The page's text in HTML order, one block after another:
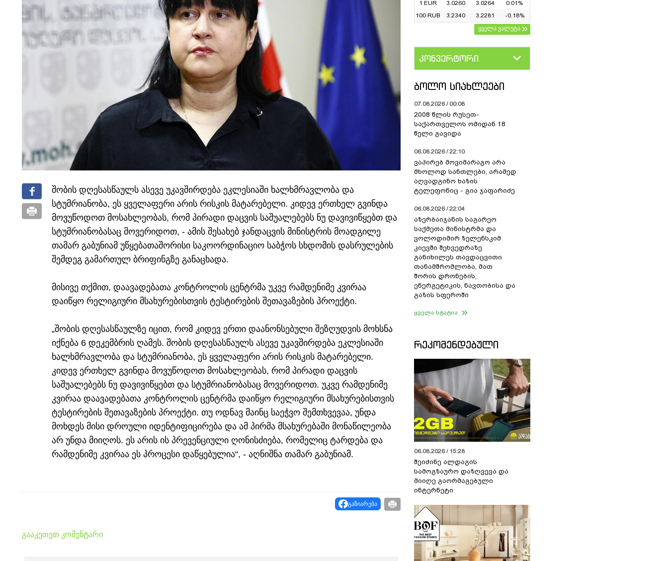
შობის დღესასწაულს ასევე უკავშირდება ეკლესიაში ხალხმრავლობა და
სტუმრიანობა, ეს ყველაფერი არის რისკის მატარებელი. კიდევ ერთხელ გვინდა
მოვუწოდოთ მოსახლეობას, რომ პირადი დაცვის საშუალებებს ნუ დავივიწყებთ და
სტუმრიანობასაც მოვერიდოთ, - ამის შესახებ ჯანდაცვის მინისტრის მოადგილე
თამარ გაბუნიამ უწყებათაშორისი საკოორდინაციო საბჭოს სხდომის დასრულების
შემდეგ გამართულ ბრიფინგზე განაცხადა.
მისივე თქმით, დაავადებათა კონტროლის ცენტრმა უკვე რამდენიმე კვირაა
დაიწყო რელიგიური მსახურებისთვის ტესტირების შეთავაზების პროექტი.
„შობის დღესასწაულზე იცით, რომ კიდევ ერთი დაანონსებული შეზღუდვის მოხსნა
იქნება 6 დეკემბრის ღამეს. შობის დღესასწაულს ასევე უკავშირდება ეკლესიაში
ხალხმრავლობა და სტუმრიანობა, ეს ყველაფერი არის რისკის მატარებელი.
კიდევ ერთხელ გვინდა მოვუწოდოთ მოსახლეობას, რომ პირადი დაცვის
საშუალებებს ნუ დავივიწყებთ და სტუმრიანობასაც მოვერიდოთ. უკვე რამდენიმე
კვირაა დაავადებათა კონტროლის ცენტრმა დაიწყო რელიგიური მსახურებისთვის
ტესტირების შეთავაზების პროექტი. თუ ოდნავ მაინც საეჭვო შემთხვევაა, უნდა
მოხდეს მისი დროული იდენტიფიცირება და ამ პირმა მსახურებაში მონაწილეობა
არ უნდა მიიღოს. ეს არის ის პრევენციული ღონისძიება, რომელიც ტარდება და
რამდენიმე კვირაა ეს პროცესი დაწყებულია“, - აღნიშნა თამარ გაბუნიამ.
გაზიარება
გააკეთეთ კომენტარი
1 EUR
3.0260 3.0264
0.01%
100 RUB
3.2340 3.2281
-0.18%
ყველა ვალუტა
კონვერტორი
ᲑᲝᲚᲝ ᲡᲘᲐᲮᲚᲔᲔᲑᲘ
07.08.2026 / 00:08
2008 წლის რუსეთ-
საქართველოს ომიდან 18
წელი გავიდა
06.08.2026 / 22:10
ვაპირებ მოვიმარაგო არა
მხოლოდ სანთლები, არამედ
აღვადგინო ხაზის
ტელეფონიც - გია ჯაფარიძე
06.08.2026 / 22:04
აზერბაიჯანის საგარეო
საქმეთა მინისტრმა და
ვოლოდიმირ ზელენსკიმ
კიევში შეხვედრაზე
განიხილეს თავდაცვითი
თანამშრომლობა, მათ
შორის დრონების,
ენერგეტიკის, ნავთობისა და
გაზის სფეროში
ყველა სტატია
ᲠᲔᲙᲝᲛᲔᲜᲓᲔᲑᲣᲚᲘ
06.08.2026 / 15:28
შეიძინე ალდაგის
სამოგზაურო დაზღვევა და
მიიღე გაორმაგებული
ინტერნეტი